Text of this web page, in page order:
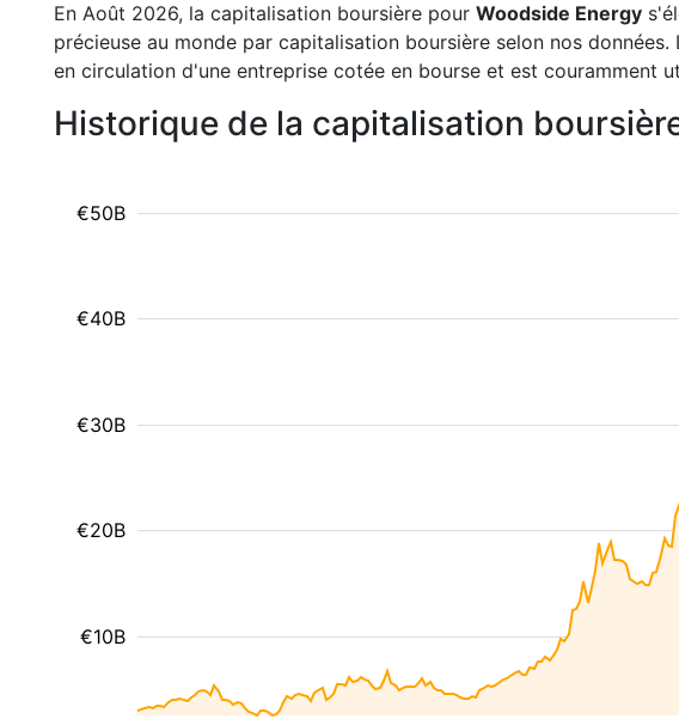
En Août 2026, la capitalisation boursière pour Woodside Energy
précieuse au monde par capitalisation boursière selon nos
en circulation d'une entreprise cotée en bourse et est couramment
Historique de la capitalisation
€10B
€20B
€30B
€40B
€50B